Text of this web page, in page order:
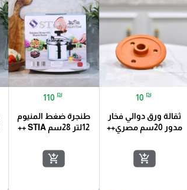
10 ₪
ثقالة ورق دوالي فخار
مدور 20سم مصري++
add_shopping_cart
110 ₪
طنجرة ضغط المنيوم
12لتر 28سم STIA ++
add_shopping_cart